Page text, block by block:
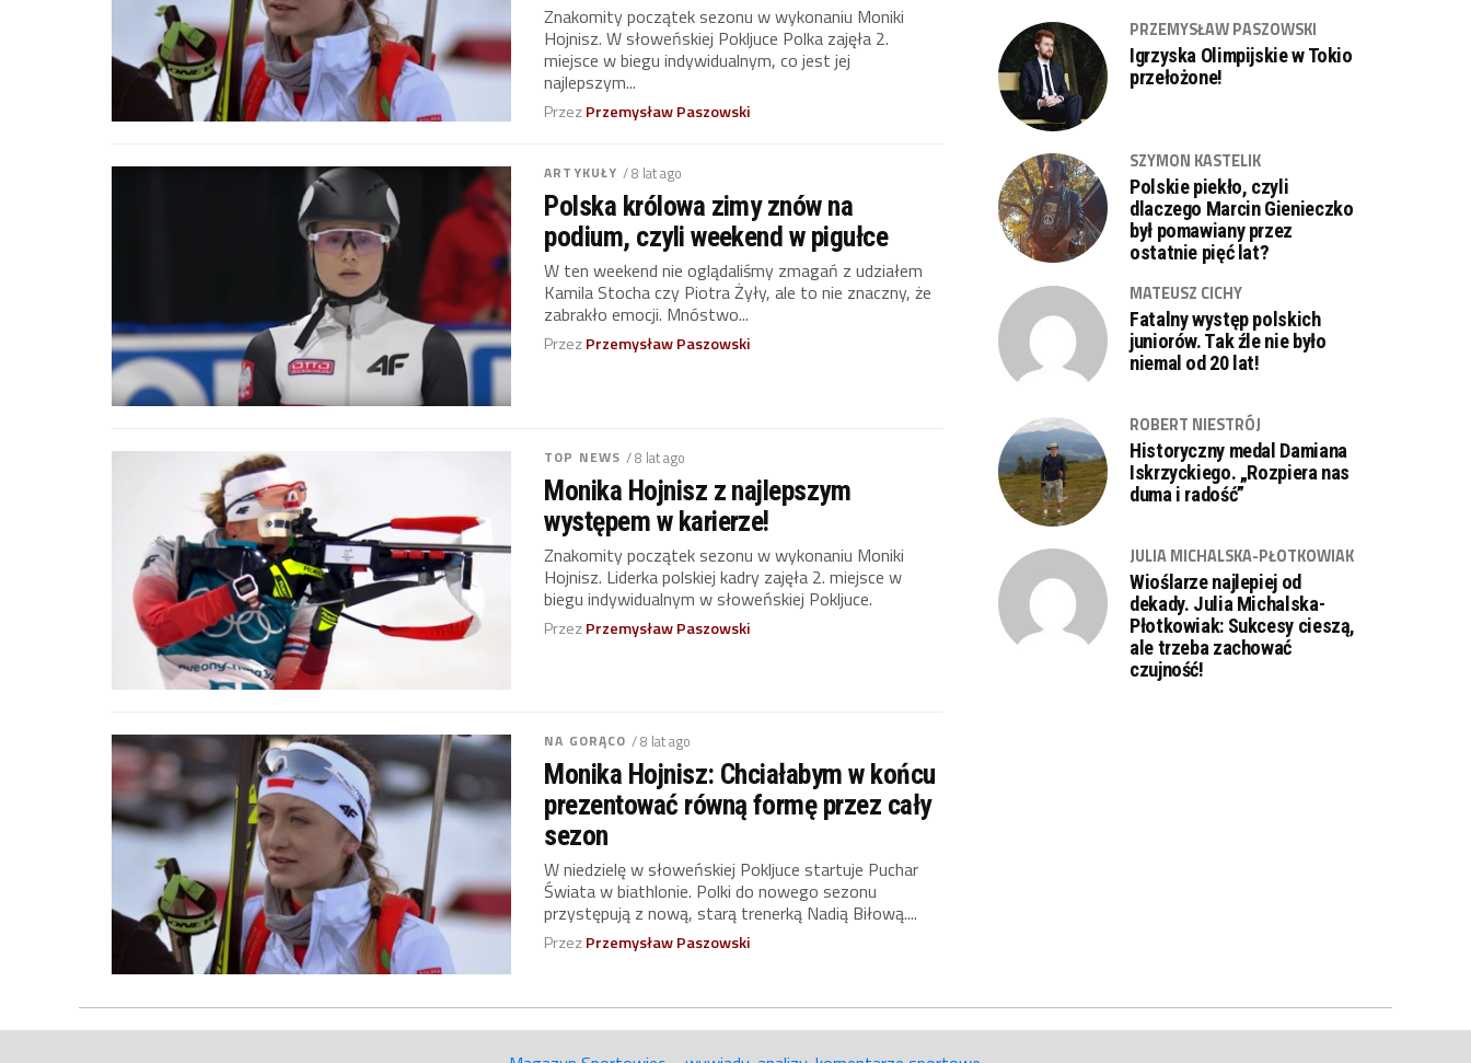
Znakomity początek sezonu w wykonaniu Moniki
Hojnisz. W słoweńskiej Pokljuce Polka zajęła 2.
miejsce w biegu indywidualnym, co jest jej
najlepszym...
PrzezPrzemysław Paszowski
ARTYKUŁY / 8 lat ago
Polska królowa zimy znów na
podium, czyli weekend w pigułce
W ten weekend nie oglądaliśmy zmagań z udziałem
Kamila Stocha czy Piotra Żyły, ale to nie znaczny, że
zabrakło emocji. Mnóstwo...
PrzezPrzemysław Paszowski
TOP NEWS / 8 lat ago
Monika Hojnisz z najlepszym
występem w karierze!
Znakomity początek sezonu w wykonaniu Moniki
Hojnisz. Liderka polskiej kadry zajęła 2. miejsce w
biegu indywidualnym w słoweńskiej Pokljuce.
PrzezPrzemysław Paszowski
NA GORĄCO / 8 lat ago
Monika Hojnisz: Chciałabym w końcu
prezentować równą formę przez cały
sezon
W niedzielę w słoweńskiej Pokljuce startuje Puchar
Świata w biathlonie. Polki do nowego sezonu
przystępują z nową, starą trenerką Nadią Biłową....
PrzezPrzemysław Paszowski
PRZEMYSŁAW PASZOWSKI
Igrzyska Olimpijskie w Tokio
przełożone!
SZYMON KASTELIK
Polskie piekło, czyli
dlaczego Marcin Gienieczko
był pomawiany przez
ostatnie pięć lat?
MATEUSZ CICHY
Fatalny występ polskich
juniorów. Tak źle nie było
niemal od 20 lat!
ROBERT NIESTRÓJ
Historyczny medal Damiana
Iskrzyckiego. „Rozpiera nas
duma i radość”
JULIA MICHALSKA-PŁOTKOWIAK
Wioślarze najlepiej od
dekady. Julia Michalska-
Płotkowiak: Sukcesy cieszą,
ale trzeba zachować
czujność!